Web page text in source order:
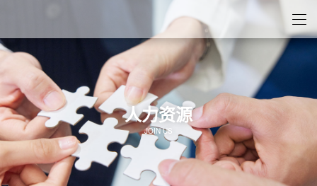
人力资源
JOIN US